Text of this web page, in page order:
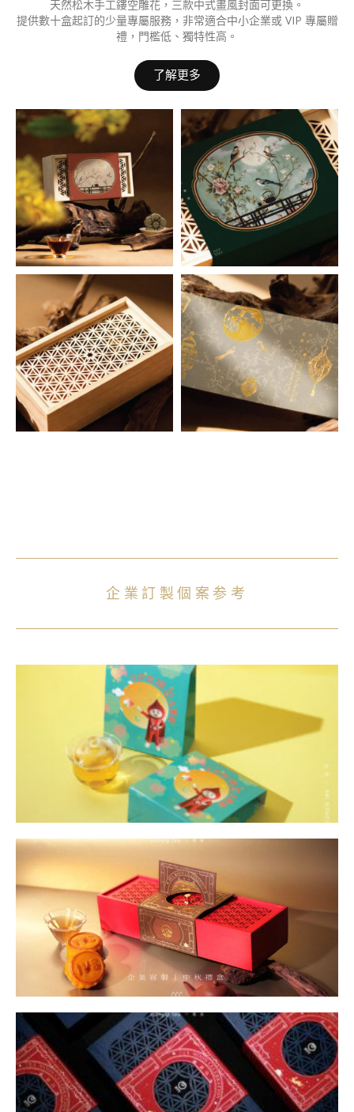
天然松木手工鏤空雕花，三款中式畫風封面可更換。
提供數十盒起訂的少量專屬服務，非常適合中小企業或 VIP 專屬贈
禮，門檻低、獨特性高。
了解更多
企業訂製個案参考